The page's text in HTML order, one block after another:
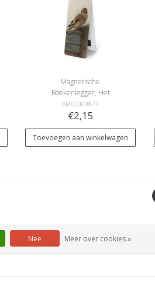
Magnetische
Boekenlegger, Het
Puttertje, Fabritius
KMCL000874
€2,15
Toevoegen aan winkelwagen
Nee Meer over cookies »